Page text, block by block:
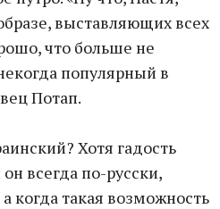
выставляющих всех
что больше не
популярный в
Потап.
Хотя гадость
всегда по-русски,
когда такая возможность